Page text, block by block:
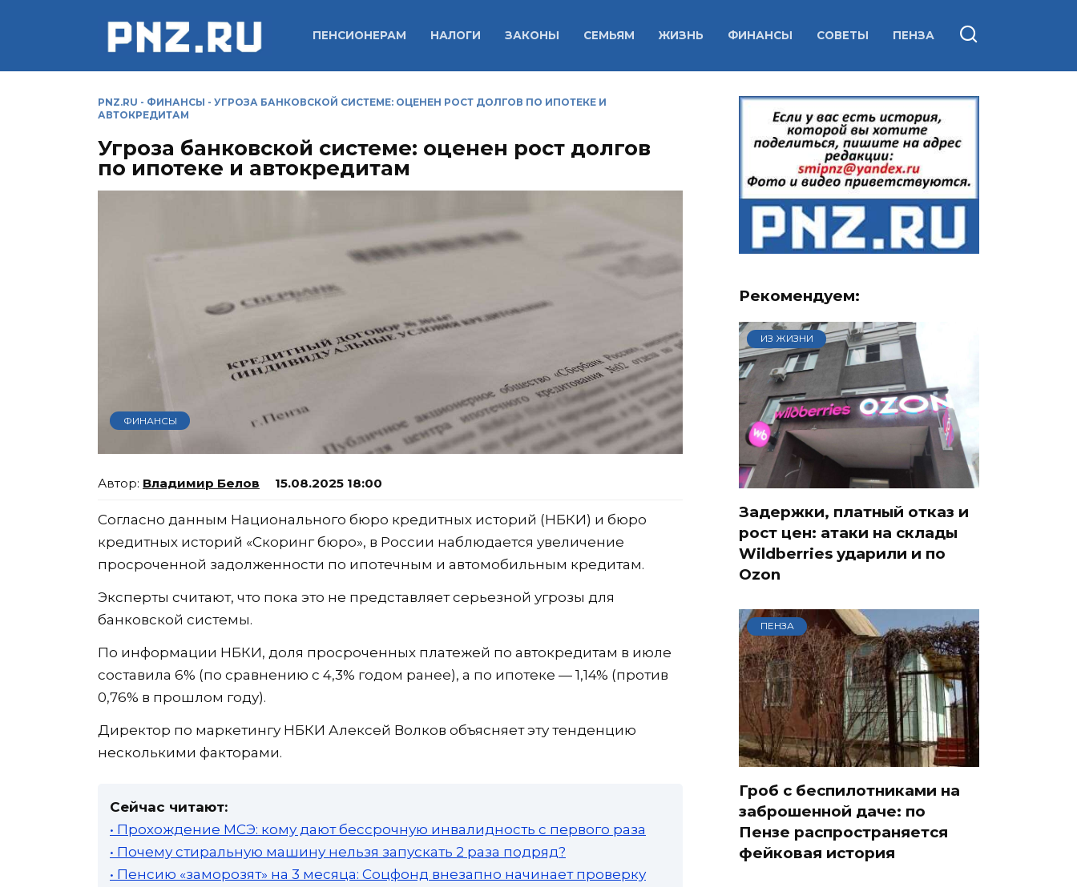
ПЕНСИОНЕРАМ НАЛОГИ ЗАКОНЫ СЕМЬЯМ ЖИЗНЬ ФИНАНСЫ СОВЕТЫ ПЕНЗА
PNZ.RU - ФИНАНСЫ - УГРОЗА БАНКОВСКОЙ СИСТЕМЕ: ОЦЕНЕН РОСТ ДОЛГОВ ПО ИПОТЕКЕ И
АВТОКРЕДИТАМ
Угроза банковской системе: оценен рост долгов
по ипотеке и автокредитам
ФИНАНСЫ
Владимир Белов 15.08.2025 18:00
Согласно данным Национального бюро кредитных историй (НБКИ) и бюро
кредитных историй «Скоринг бюро», в России наблюдается увеличение
просроченной задолженности по ипотечным и автомобильным кредитам.
Эксперты считают, что пока это не представляет серьезной угрозы для
банковской системы.
По информации НБКИ, доля просроченных платежей по автокредитам в июле
составила 6% (по сравнению с 4,3% годом ранее), а по ипотеке — 1,14% (против
0,76% в прошлом году).
Директор по маркетингу НБКИ Алексей Волков объясняет эту тенденцию
несколькими факторами.
Сейчас читают:
• Прохождение МСЭ: кому дают бессрочную инвалидность с первого раза
• Почему стиральную машину нельзя запускать 2 раза подряд?
• Пенсию «заморозят» на 3 месяца: Соцфонд внезапно начинает проверку
Рекомендуем:
ИЗ ЖИЗНИ
Задержки, платный отказ и
рост цен: атаки на склады
Wildberries ударили и по
Ozon
ПЕНЗА
Гроб с беспилотниками на
заброшенной даче: по
Пензе распространяется
фейковая история